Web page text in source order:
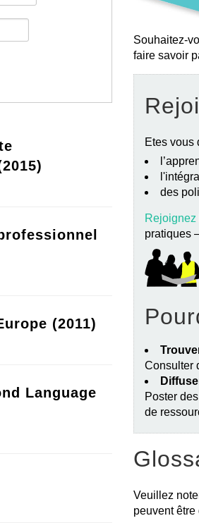
(2011)
Language
Souhaitez-
faire savoir
Etes vous
des
Rejoignez
pratiques
Consulter
Poster
de
Veuillez
peuvent